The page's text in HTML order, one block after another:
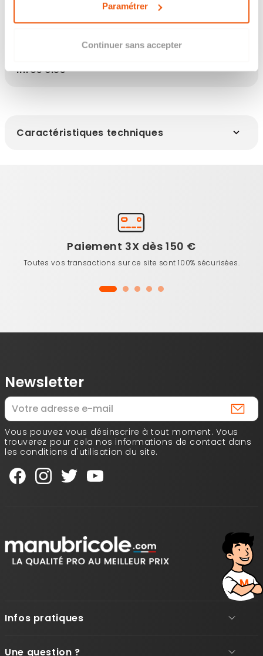
Paramétrer
Continuer sans accepter
Description
Infos clés
Caractéristiques techniques
Paiement 3X dès 150 €
Toutes vos transactions sur ce site sont 100% sécurisées.
Newsletter
Vous pouvez vous désinscrire à tout moment. Vous
trouverez pour cela nos informations de contact dans
les conditions d'utilisation du site.
Infos pratiques
Une question ?